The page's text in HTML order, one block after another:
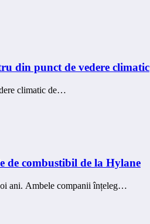
din punct de vedere climatic
climatic de…
de combustibil de la Hylane
ani. Ambele companii înțeleg…